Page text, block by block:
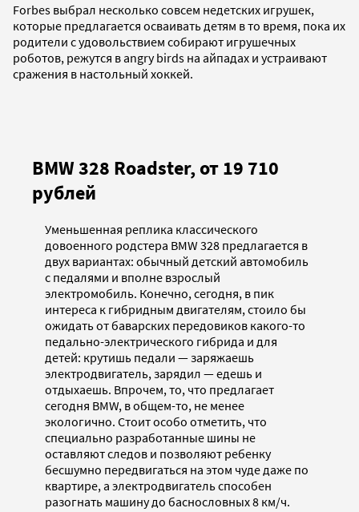
Forbes выбрал несколько совсем недетских игрушек,
которые предлагается осваивать детям в то время, пока их
родители с удовольствием собирают игрушечных
роботов, режутся в angry birds на айпадах и устраивают
сражения в настольный хоккей.
BMW 328 Roadster, от 19 710
рублей
Уменьшенная реплика классического
довоенного родстера BMW 328 предлагается в
двух вариантах: обычный детский автомобиль
с педалями и вполне взрослый
электромобиль. Конечно, сегодня, в пик
интереса к гибридным двигателям, стоило бы
ожидать от баварских передовиков какого-то
педально-электрического гибрида и для
детей: крутишь педали — заряжаешь
электродвигатель, зарядил — едешь и
отдыхаешь. Впрочем, то, что предлагает
сегодня BMW, в общем-то, не менее
экологично. Стоит особо отметить, что
специально разработанные шины не
оставляют следов и позволяют ребенку
бесшумно передвигаться на этом чуде даже по
квартире, а электродвигатель способен
разогнать машину до баснословных 8 км/ч.